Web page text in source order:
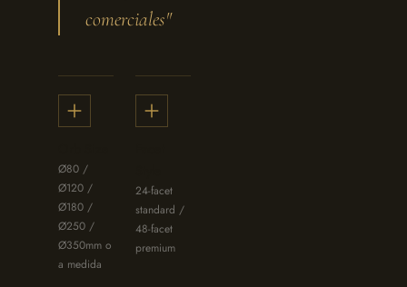
comerciales"
Ø80 /
Ø120 /
Ø180 /
Ø250 /
Ø350mm o
a medida
24-facet
standard /
48-facet
premium